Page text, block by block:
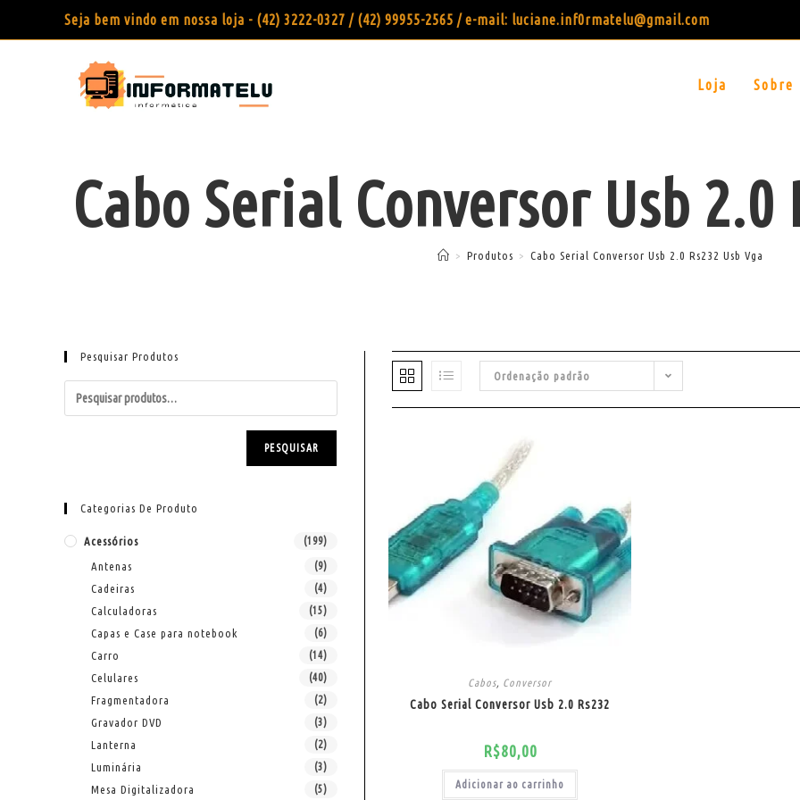
Seja bem vindo em nossa loja - (42) 3222-0327 / (42) 99955-2565 / e-mail: luciane.inf0rmatelu@gmail.com
Loja Sobre
Cabo Serial Conversor Usb 2.0
> Produtos > Cabo Serial Conversor Usb 2.0 Rs232 Usb Vga
Ordenação padrão
Cabos, Conversor
Cabo Serial Conversor Usb 2.0 Rs232
R$80,00
Adicionar ao carrinho
Pesquisar Produtos
PESQUISAR
Categorias De Produto
Acessórios (199)
Antenas (9)
Cadeiras (4)
Calculadoras (15)
Capas e Case para notebook (6)
Carro (14)
Celulares (40)
Fragmentadora (2)
Gravador DVD (3)
Lanterna (2)
Luminária (3)
Mesa Digitalizadora (5)